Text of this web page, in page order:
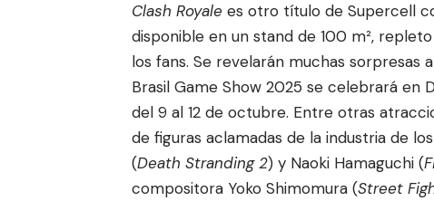
Clash Royale es otro título de Supercell
disponible en un stand de 100 m²,
los fans. Se revelarán muchas sorpresas
Brasil Game Show 2025 se celebrará en
del 9 al 12 de octubre. Entre otras
de figuras aclamadas de la industria de
(Death Stranding 2) y Naoki Hamaguchi (
compositora Yoko Shimomura (Street